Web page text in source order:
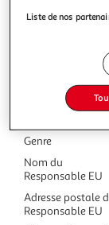
Caractéristiques
Genre
Nom du
Responsable EU
Adresse postale
Responsable EU
Liste de nos